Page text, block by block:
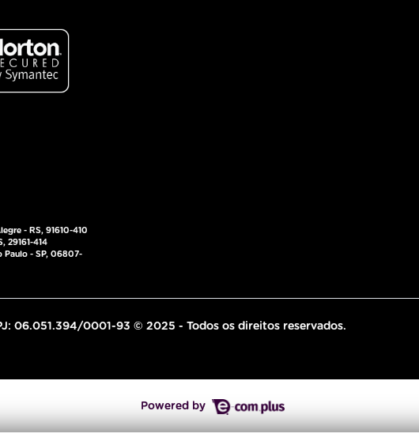
- RS, 91610-410
29161-414
Paulo - SP, 06807-
06.051.394/0001-93 © 2025 - Todos os direitos reservados.
Powered by